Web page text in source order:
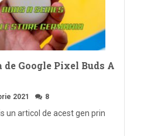
de Google Pixel Buds A
2021 8
un articol de acest gen prin